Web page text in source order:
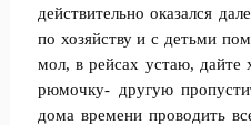
действительно оказался
по хозяйству и с детьми
мол, в рейсах устаю, дайте
рюмочку- другую
дома времени проводить